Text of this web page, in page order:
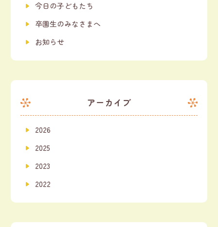
今日の子どもたち
卒園生のみなさまへ
お知らせ
アーカイブ
2026
2025
2023
2022